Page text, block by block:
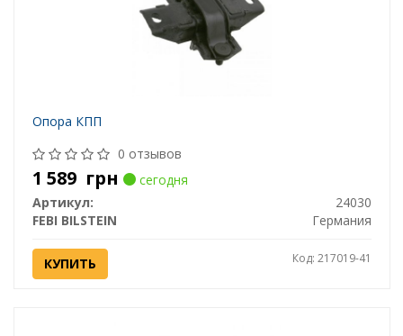
Опора КПП
0 отзывов
1 589 грн
сегодня
Артикул:
24030
FEBI BILSTEIN
Германия
КУПИТЬ Код: 217019-41